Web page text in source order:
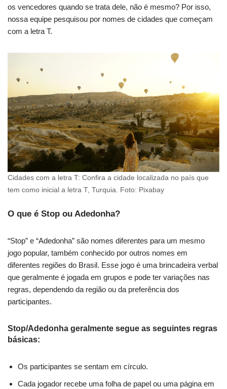
os vencedores quando se trata dele, não é mesmo? Por isso,
nossa equipe pesquisou por nomes de cidades que começam
com a letra T.
Cidades com a letra T: Confira a cidade localizada no país que
tem como inicial a letra T, Turquia. Foto: Pixabay
O que é Stop ou Adedonha?
“Stop” e “Adedonha” são nomes diferentes para um mesmo
jogo popular, também conhecido por outros nomes em
diferentes regiões do Brasil. Esse jogo é uma brincadeira verbal
que geralmente é jogada em grupos e pode ter variações nas
regras, dependendo da região ou da preferência dos
participantes.
Stop/Adedonha geralmente segue as seguintes regras
básicas:
Os participantes se sentam em círculo.
Cada jogador recebe uma folha de papel ou uma página em